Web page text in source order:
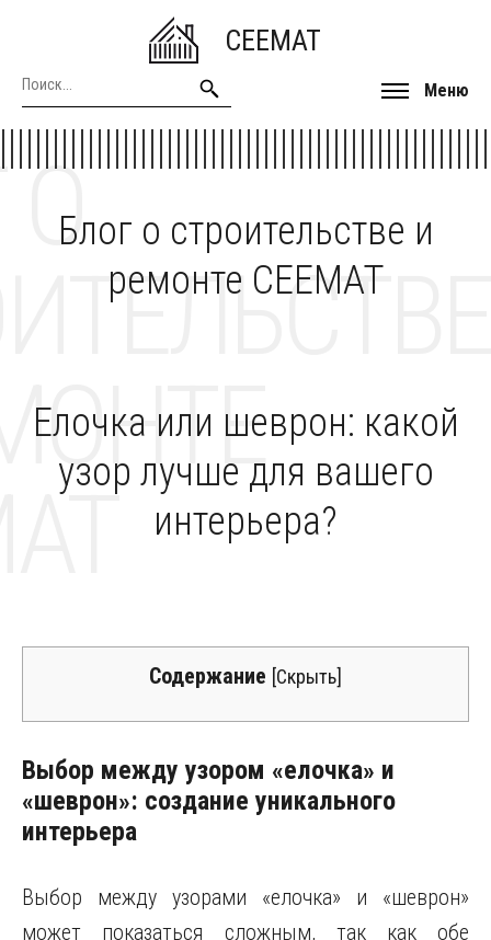
CEEMAT
Меню
Блог о строительстве и
ремонте CEEMAT
О
Елочка или шеврон: какой
узор лучше для вашего
интерьера?
Содержание [Скрыть]
Выбор между узором «елочка» и
«шеврон»: создание уникального
интерьера
Выбор между узорами «елочка» и «шеврон»
может показаться сложным, так как обе